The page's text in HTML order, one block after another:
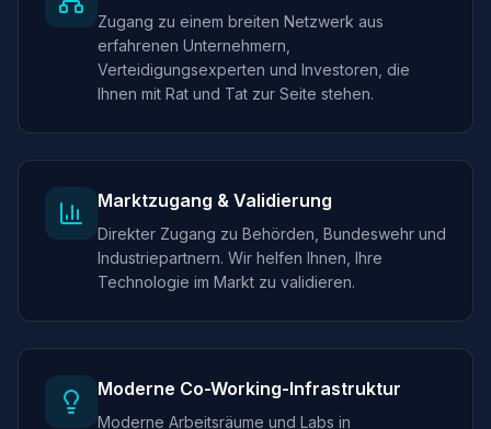
Zugang zu einem breiten Netzwerk aus
erfahrenen Unternehmern,
Verteidigungsexperten und Investoren, die
Ihnen mit Rat und Tat zur Seite stehen.
Marktzugang & Validierung
Direkter Zugang zu Behörden, Bundeswehr und
Industriepartnern. Wir helfen Ihnen, Ihre
Technologie im Markt zu validieren.
Moderne Co-Working-Infrastruktur
Moderne Arbeitsräume und Labs in